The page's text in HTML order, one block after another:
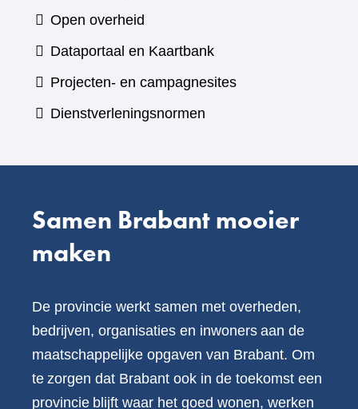
andere
website)
Open overheid
Dataportaal en Kaartbank(verwijst
naar
Projecten- en campagnesites
Dienstverleningsnormen
Samen Brabant mooier
maken
De provincie werkt samen met overheden,
bedrijven, organisaties en inwoners aan de
maatschappelijke opgaven van Brabant. Om
te zorgen dat Brabant ook in de toekomst een
provincie blijft waar het goed wonen, werken